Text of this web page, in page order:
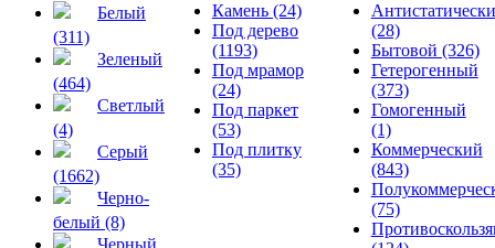
Белый
(311)
Зеленый
(464)
Светлый
(4)
Серый
(1662)
Черно-
белый (8)
Камень (24)
Под дерево
(1193)
Под мрамор
(24)
Под паркет
(53)
Под плитку
(35)
(28)
Бытовой (326)
Гетерогенный
(373)
Гомогенный
(1)
Коммерческий
(843)
(75)